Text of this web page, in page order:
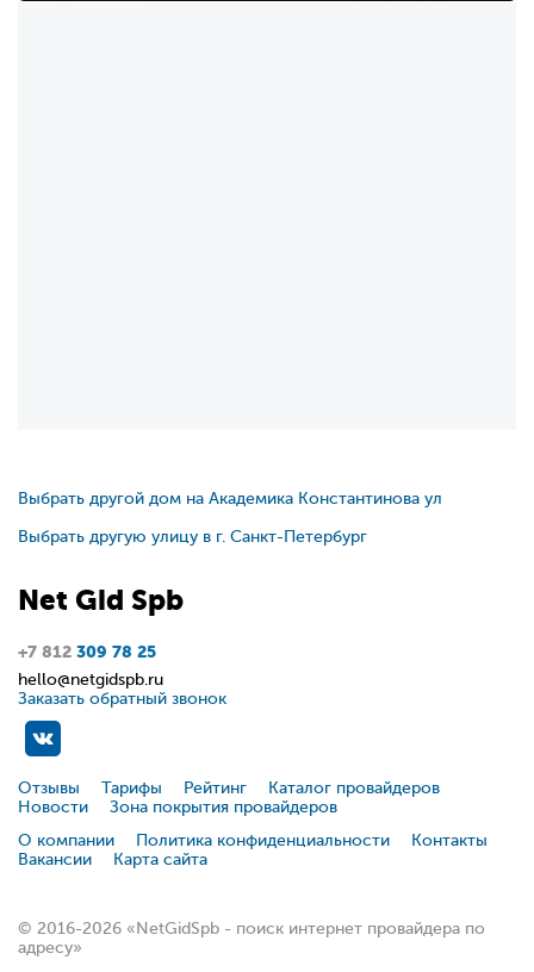
Выбрать другой дом на Академика Константинова ул
Выбрать другую улицу в г. Санкт-Петербург
Net Gid Spb
+7 812 309 78 25
hello@netgidspb.ru
Заказать обратный звонок
Отзывы Тарифы Рейтинг
Каталог провайдеров
Новости
Зона покрытия провайдеров
О компании
Политика конфиденциальности
Контакты
Вакансии
Карта сайта
© 2016-2026 «NetGidSpb - поиск интернет провайдера по
адресу»